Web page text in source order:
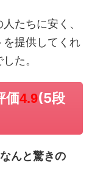
たちに安く、
提供してくれ
た。
価4.9(5段
んと驚きの